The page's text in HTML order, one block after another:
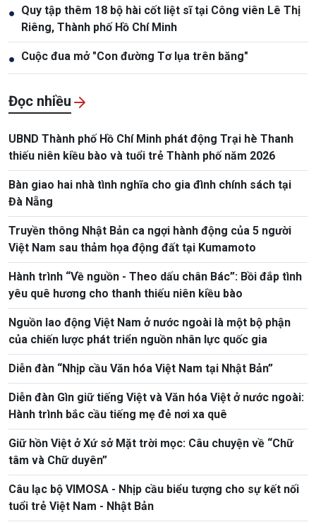
● Quy tập thêm 18 bộ hài cốt liệt sĩ tại Công viên Lê Thị
Riêng, Thành phố Hồ Chí Minh
● Cuộc đua mở "Con đường Tơ lụa trên băng"
Đọc nhiều
UBND Thành phố Hồ Chí Minh phát động Trại hè Thanh
thiếu niên kiều bào và tuổi trẻ Thành phố năm 2026
Bàn giao hai nhà tình nghĩa cho gia đình chính sách tại
Đà Nẵng
Truyền thông Nhật Bản ca ngợi hành động của 5 người
Việt Nam sau thảm họa động đất tại Kumamoto
Hành trình “Về nguồn - Theo dấu chân Bác”: Bồi đắp tình
yêu quê hương cho thanh thiếu niên kiều bào
Nguồn lao động Việt Nam ở nước ngoài là một bộ phận
của chiến lược phát triển nguồn nhân lực quốc gia
Diễn đàn “Nhịp cầu Văn hóa Việt Nam tại Nhật Bản”
Diễn đàn Gìn giữ tiếng Việt và Văn hóa Việt ở nước ngoài:
Hành trình bắc cầu tiếng mẹ đẻ nơi xa quê
Giữ hồn Việt ở Xứ sở Mặt trời mọc: Câu chuyện về “Chữ
tâm và Chữ duyên”
Câu lạc bộ VIMOSA - Nhịp cầu biểu tượng cho sự kết nối
tuổi trẻ Việt Nam - Nhật Bản